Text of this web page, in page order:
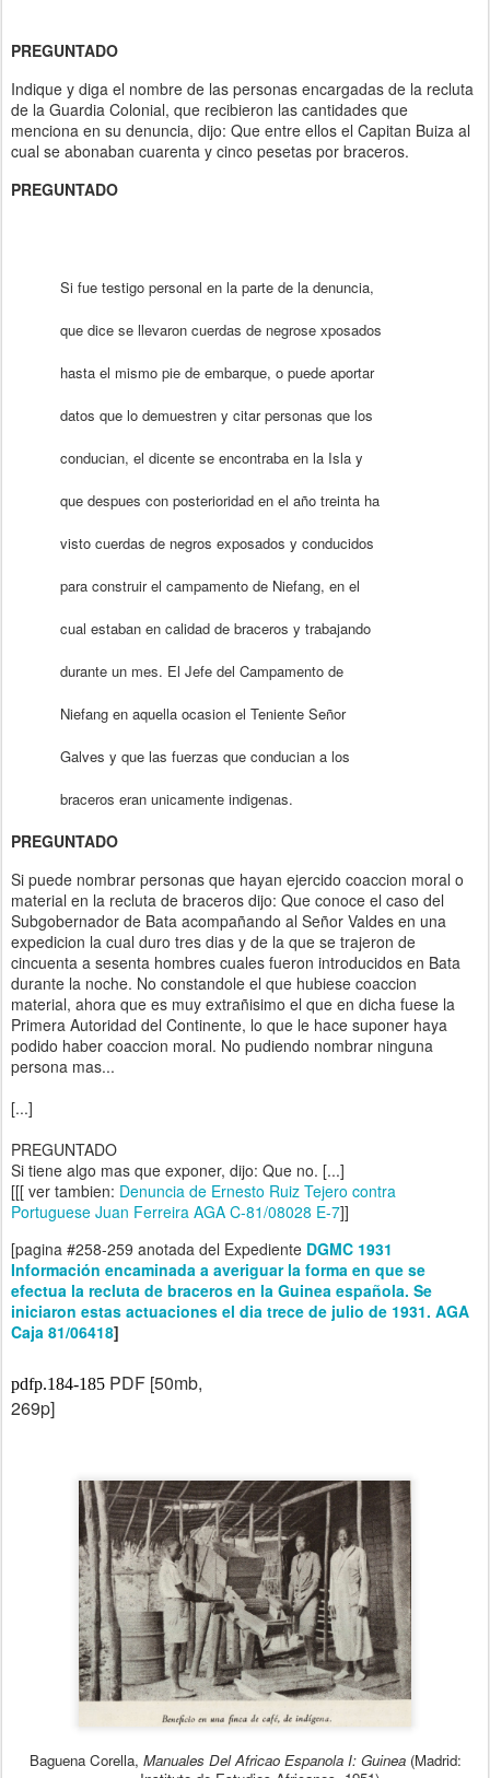
PREGUNTADO
Indique y diga el nombre de las personas encargadas de la recluta
de la Guardia Colonial, que recibieron las cantidades que
menciona en su denuncia, dijo: Que entre ellos el Capitan Buiza al
cual se abonaban cuarenta y cinco pesetas por braceros.
PREGUNTADO
Si fue testigo personal en la parte de la denuncia,
que dice se llevaron cuerdas de negrose xposados
hasta el mismo pie de embarque, o puede aportar
datos que lo demuestren y citarpersonas que los
conducian, el dicente se encontraba en la Isla y
que despues con posterioridad en el año treinta ha
visto cuerdas de negros exposados y conducidos
para construir el campamento de Niefang, en el
cual estaban en calidad de braceros y trabajando
durante un mes. El Jefe del Campamento de
Niefang en aquella ocasion el Teniente Señor
Galves y que las fuerzas que conducian a los
braceros eran unicamente indigenas.
PREGUNTADO
Si puede nombrar personas que hayan ejercido coaccion moral o
material en la recluta de braceros dijo: Que conoce el caso del
Subgobernador de Bata acompañando al Señor Valdes en una
expedicion la cual duro tres dias y de la que se trajeron de
cincuenta a sesenta hombres cuales fueron introducidos en Bata
durante la noche. No constandole el que hubiese coaccion
material, ahora que es muy extrañisimo el que en dicha fuese la
Primera Autoridad del Continente, lo que le hace suponer haya
podido haber coaccion moral. No pudiendo nombrar ninguna
persona mas...
[...]
PREGUNTADO
Si tiene algo mas que exponer, dijo: Que no. [...]
[[[ ver tambien: Denuncia de Ernesto Ruiz Tejero contra
Portuguese Juan Ferreira AGA C-81/08028 E-7]]
[pagina #258-259 anotada del Expediente DGMC 1931
Información encaminada a averiguar la forma en que se
efectua la recluta de braceros en la Guinea española. Se
iniciaron estas actuaciones el dia trece de julio de 1931. AGA
Caja 81/06418]
pdfp.184-185 PDF [50mb,
269p]
Baguena Corella, Manuales Del Africao Espanola I: Guinea(Madrid: